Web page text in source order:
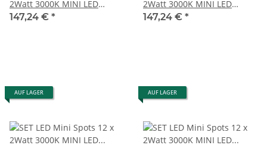
2Watt 3000K MINI LED
Einbaustrahler Dimmbar
147,24 € *
2Watt 3000K MINI LED
Einbaustrahler Dimmbar
147,24 € *
AUF LAGER AUF LAGER